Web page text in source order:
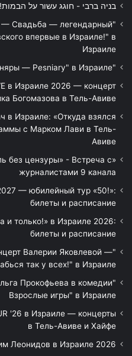
בניה ברבי - חוגג עשור על הבמות! 2026 - כרטיסים ולוח הופעות
— Свадьба — легендарный
впервые в Израиле!" в
Израиле
"Песняры — Pesniary" в Израиле
в Израиле 2026 — концерт
Богомазова в Тель-Авиве
в Израиле: «Откуда взялся
с Марком Лави в Тель-
Авиве
без цензуры» - Встреча с
журналистами 9 канала
— юбилейный тур «50!»:
билеты и расписание
только!» в Израиле 2026:
билеты и расписание
Валерии Яковлевой —
так у всех!" в Израиле
Прокофьева в комедии
Взрослые игры" в Израиле
'26 в Израиле — концерты
в Тель-Авиве и Хайфе
Леонидов в Израиле 2026